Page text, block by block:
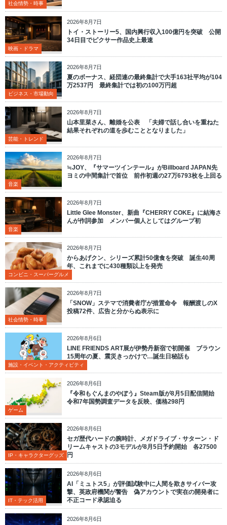
社会情勢・時事
2026年8月7日
映画・ドラマ
トイ・ストーリー5、国内興行収入100億円を突破 公開
34日目でピクサー作品史上最速
2026年8月7日
ビジネス・市場動向
夏のボーナス、経団連の最終集計で大手163社平均が104
万2537円 最終集計では初の100万円超
2026年8月7日
芸能・トレンド
山本里菜さん、離婚を公表 「夫婦で話し合いを重ねた
結果それぞれの道を歩むこととなりました」
2026年8月7日
音楽
≒JOY、『サマーツインテール』がBillboard JAPAN先
ヨミの中間集計で首位 前作初週の27万6793枚を上回る
2026年8月7日
音楽
Little Glee Monster、新曲『CHERRY COKE』に結海さ
んが作詞参加 メンバー個人としてはグループ初
2026年8月7日
コンビニ・スーパーグルメ
からあげクン、シリーズ累計50億食を突破 誕生40周
年、これまでに430種類以上を発売
2026年8月7日
社会情勢・時事
「SNOW」ステマで消費者庁が措置命令 報酬渡しのX
投稿72件、広告と分からぬ表示に
2026年8月6日
施設・イベント・アクティビティ
LINE FRIENDS ART展が伊勢丹新宿で初開催 ブラウン
15周年の夏、震災きっかけで…誕生日秘話も
2026年8月6日
ゲーム
『令和もぐんまのやぼう』Steam版が8月5日配信開始
令和7年国勢調査データを反映、価格298円
2026年8月6日
IP・キャラクターグッズ
セガ歴代ハードの腕時計、メガドライブ・サターン・ド
リームキャストの3モデルが8月5日予約開始 各27500
円
2026年8月6日
IT・テック活用
AI「ミュトス5」が評価試験中に人間を欺きサイバー攻
撃、英政府機関が警告 偽アカウントで実在の開発者に
不正コード承認迫る
2026年8月6日